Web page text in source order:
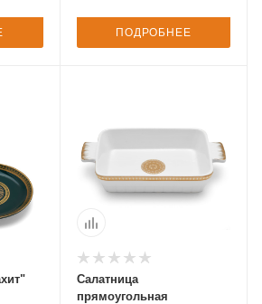
ПОДРОБНЕЕ
Салатница
прямоугольная